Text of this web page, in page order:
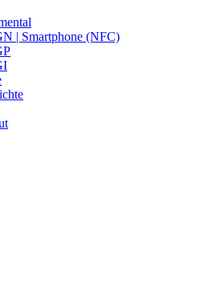
| Smartphone (NFC)